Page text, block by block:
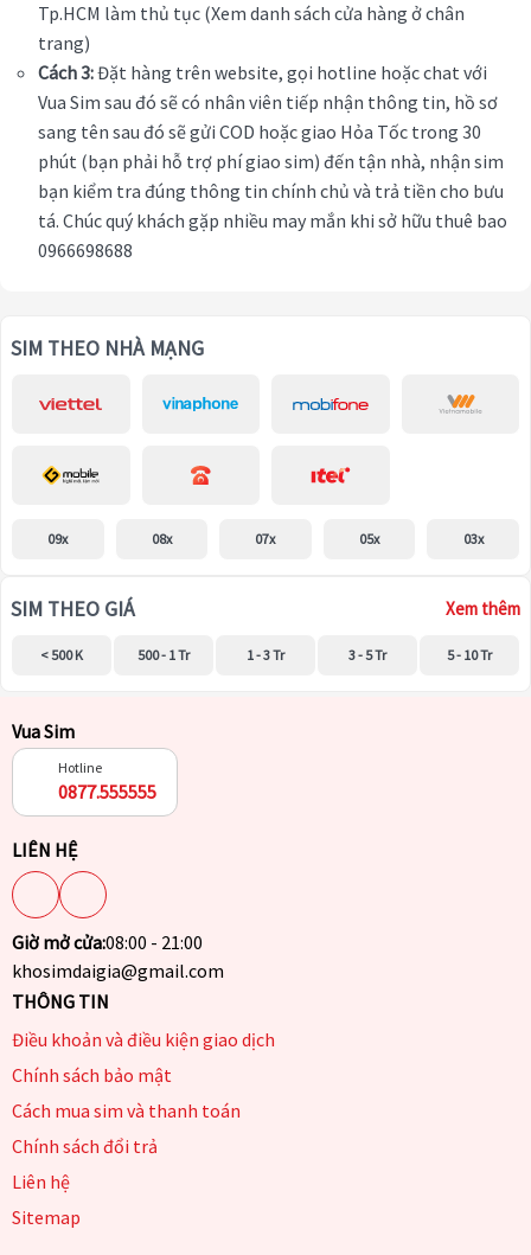
Tp.HCM làm thủ tục (Xem danh sách cửa hàng ở chân
trang)
Cách 3:Đặt hàng trên website, gọi hotline hoặc chat với
Vua Sim sau đó sẽ có nhân viên tiếp nhận thông tin, hồ sơ
sang tên sau đó sẽ gửi COD hoặc giao Hỏa Tốc trong 30
phút (bạn phải hỗ trợ phí giao sim) đến tận nhà, nhận sim
bạn kiểm tra đúng thông tin chính chủ và trả tiền cho bưu
tá. Chúc quý khách gặp nhiều may mắn khi sở hữu thuê bao
0966698688
SIM THEO NHÀ MẠNG
09x 08x 07x 05x 03x
SIM THEO GIÁ Xem thêm
< 500 K 500 - 1 Tr 1 - 3 Tr 3 - 5 Tr 5 - 10 Tr
Vua Sim
Hotline
0877.555555
LIÊN HỆ
Giờ mở cửa:08:00 - 21:00
khosimdaigia@gmail.com
THÔNG TIN
Điều khoản và điều kiện giao dịch
Chính sách bảo mật
Cách mua sim và thanh toán
Chính sách đổi trả
Liên hệ
Sitemap